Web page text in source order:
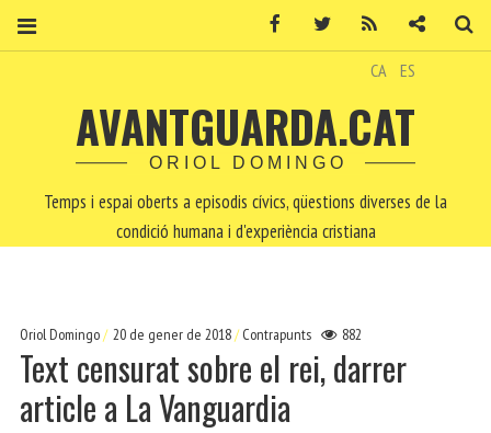
CA ES
AVANTGUARDA.CAT
ORIOL DOMINGO
Temps i espai oberts a episodis cívics, qüestions diverses de la
condició humana i d'experiència cristiana
Oriol Domingo 20 de gener de 2018 Contrapunts 882
Text censurat sobre el rei, darrer
article a La Vanguardia
Facebook Twitter Contacte